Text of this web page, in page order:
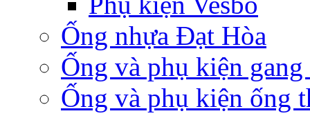
Ống nhựa Đạt Hòa
Ống và phụ kiện gang
Ống và phụ kiện ống